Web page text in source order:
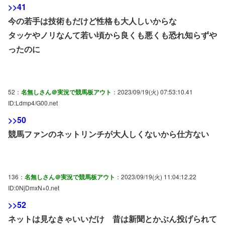
>>41
今の若手は技術もだけど性格も大人しいからな
タッケやノリなんて若い頃から良くも悪くも恐れ知らずや
ったのに
52： 名無しさん＠実況で競馬板アウト ：2023/09/19(火) 07:53:10.41
ID:Ldmp4/G00.net
>>50
競馬ファンのネットリンチが大人しくないから仕方ない
136： 名無しさん＠実況で競馬板アウト ：2023/09/19(火) 11:04:12.22
ID:0NjDmxN+0.net
>>52
ネットは見なきゃいいだけ 昔は新聞とかぶん投げられて